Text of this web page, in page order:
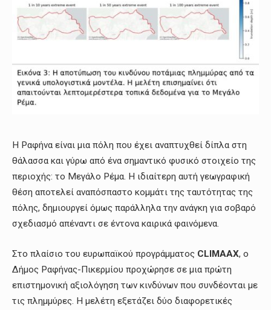
Η Ραφήνα είναι μια πόλη που έχει αναπτυχθεί δίπλα στη
θάλασσα και γύρω από ένα σημαντικό φυσικό στοιχείο της
περιοχής: το Μεγάλο Ρέμα. Η ιδιαίτερη αυτή γεωγραφική
θέση αποτελεί αναπόσπαστο κομμάτι της ταυτότητας της
πόλης, δημιουργεί όμως παράλληλα την ανάγκη για σοβαρό
σχεδιασμό απέναντι σε έντονα καιρικά φαινόμενα.
Στο πλαίσιο του ευρωπαϊκού προγράμματος CLIMAAX, ο
Δήμος Ραφήνας-Πικερμίου προχώρησε σε μια πρώτη
επιστημονική αξιολόγηση των κινδύνων που συνδέονται με
τις πλημμύρες. Η μελέτη εξετάζει δύο διαφορετικές